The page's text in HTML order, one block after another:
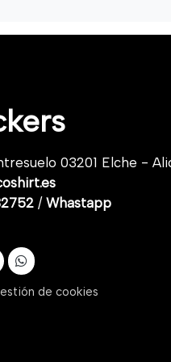
03201 Elche -
/ Whastapp
de cookies